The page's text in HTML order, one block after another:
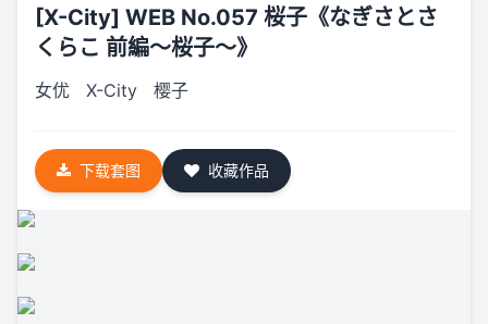
[X-City] WEB No.057 桜子《なぎさとさ
くらこ 前編～桜子～》
女优 X-City 樱子
下载套图 收藏作品